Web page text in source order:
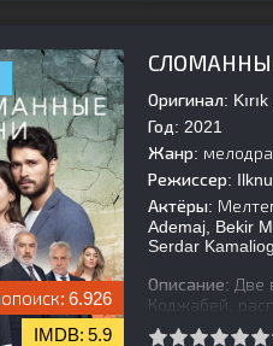
6.926
5.9
Оригинал:
Год: 2021
Жанр:
Режиссер:
Актёры:
Ademaj, Bekir
Serdar
Описание: Две
Коджабей,
многие годы